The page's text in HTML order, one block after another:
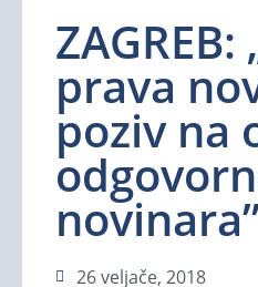
prava
poziv na
26 veljače, 2018